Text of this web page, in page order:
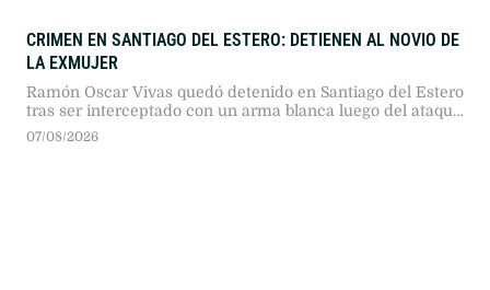
CRIMEN EN SANTIAGO DEL ESTERO: DETIENEN AL NOVIO DE
LA EXMUJER
Ramón Oscar Vivas quedó detenido en Santiago del Estero
tras ser interceptado con un arma blanca luego del ataque
contra la expareja de su novia.
07/08/2026